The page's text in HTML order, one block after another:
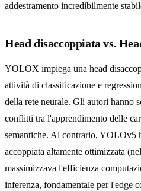
addestramento incredibilmente
Head disaccoppiata vs.
YOLOX impiega una head
attività di classificazione e
della rete neurale. Gli autori hanno
conflitti tra l'apprendimento delle
semantiche. Al contrario, YOLOv5
accoppiata altamente ottimizzata
massimizzava l'efficienza
inferenza, fondamentale per l'edge